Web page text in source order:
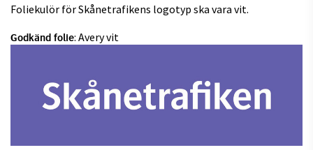
Foliekulör för Skånetrafikens logotyp ska vara vit.
Godkänd folie: Avery vit